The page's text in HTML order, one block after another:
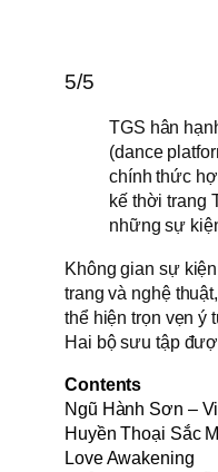
5/5
TGS hân
(dance
chính thức
kế thời trang
những sự
Không gian sự
trang và nghệ
thể hiện trọn vẹn ý
Hai bộ sưu tập
Contents
Ngũ Hành Sơn –
Huyền Thoại Sắc
Love Awakening